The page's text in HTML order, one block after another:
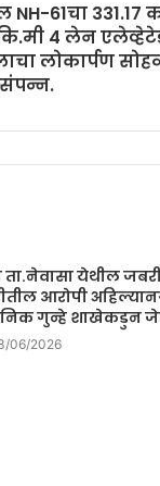
61चा 331.17
4 लेन
लोकार्पण
संपन्न.
ता.नेवासा येथील
आरोपी
गुन्हे शाखेकडुन
06/2026